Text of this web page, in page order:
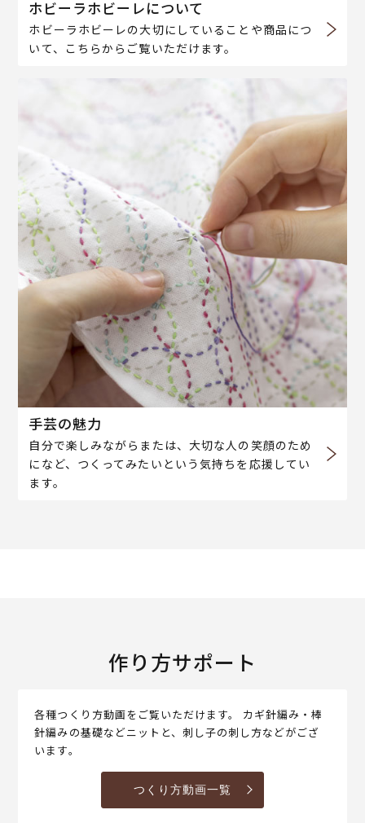
ホビーラホビーレについて
ホビーラホビーレの大切にしていることや商品につ
いて、こちらからご覧いただけます。
手芸の魅力
自分で楽しみながらまたは、大切な人の笑顔のため
になど、つくってみたいという気持ちを応援してい
ます。
作り方サポート
各種つくり方動画をご覧いただけます。 カギ針編み・棒
針編みの基礎などニットと、刺し子の刺し方などがござ
います。
つくり方動画一覧